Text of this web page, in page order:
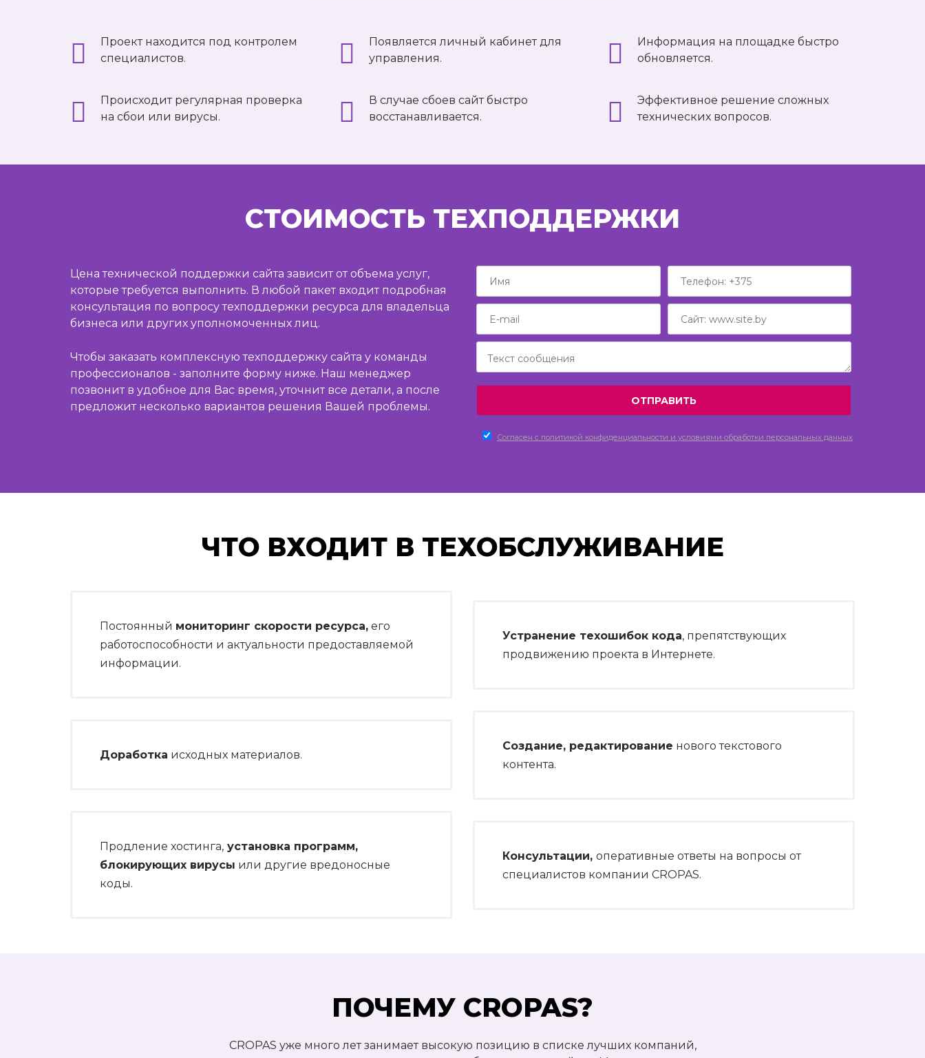
Проект находится под контролем
специалистов.
Происходит регулярная проверка
на сбои или вирусы.
Появляется личный кабинет для
управления.
В случае сбоев сайт быстро
восстанавливается.
Информация на площадке быстро
обновляется.
Эффективное решение сложных
технических вопросов.
СТОИМОСТЬ ТЕХПОДДЕРЖКИ
Цена технической поддержки сайта зависит от объема услуг,
которые требуется выполнить. В любой пакет входит подробная
консультация по вопросу техподдержки ресурса для владельца
бизнеса или других уполномоченных лиц.
Чтобы заказать комплексную техподдержку сайта у команды
профессионалов - заполните форму ниже. Наш менеджер
позвонит в удобное для Вас время, уточнит все детали, а после
предложит несколько вариантов решения Вашей проблемы.
Согласен c политикой конфиденциальности и условиями обработки персональных данных
ЧТО ВХОДИТ В ТЕХОБСЛУЖИВАНИЕ
Постоянный мониторинг скорости ресурса, его
работоспособности и актуальности предоставляемой
информации.
Доработка исходных материалов.
Продление хостинга, установка программ,
блокирующих вирусы или другие вредоносные
коды.
Устранение техошибок кода, препятствующих
продвижению проекта в Интернете.
Создание, редактирование нового текстового
контента.
Консультации, оперативные ответы на вопросы от
специалистов компании CROPAS.
ПОЧЕМУ CROPAS?
CROPAS уже много лет занимает высокую позицию в списке лучших компаний,